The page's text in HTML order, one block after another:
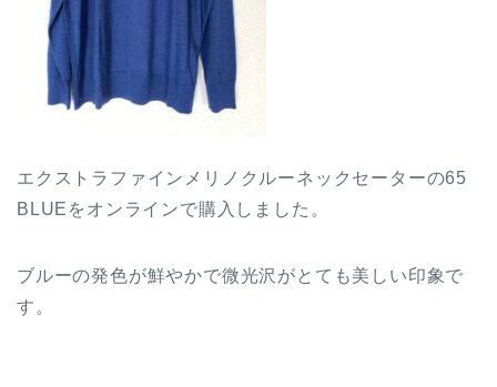
エクストラファインメリノクルーネックセーターの65
BLUEをオンラインで購入しました。
ブルーの発色が鮮やかで微光沢がとても美しい印象で
す。